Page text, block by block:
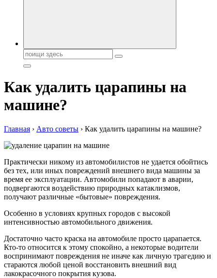
Поиск:
Как удалить царапины на
машине?
Главная › Авто советы › Как удалить царапины на машине?
Практически никому из автомобилистов не удается обойтись
без тех, или иных повреждений внешнего вида машины за
время ее эксплуатации. Автомобили попадают в аварии,
подвергаются воздействию природных катаклизмов,
получают различные «бытовые» повреждения.
Особенно в условиях крупных городов с высокой
интенсивностью автомобильного движения.
Достаточно часто краска на автомобиле просто царапается.
Кто-то относится к этому спокойно, а некоторые водители
воспринимают повреждения не иначе как личную трагедию и
стараются любой ценой восстановить внешний вид
лакокрасочного покрытия кузова.